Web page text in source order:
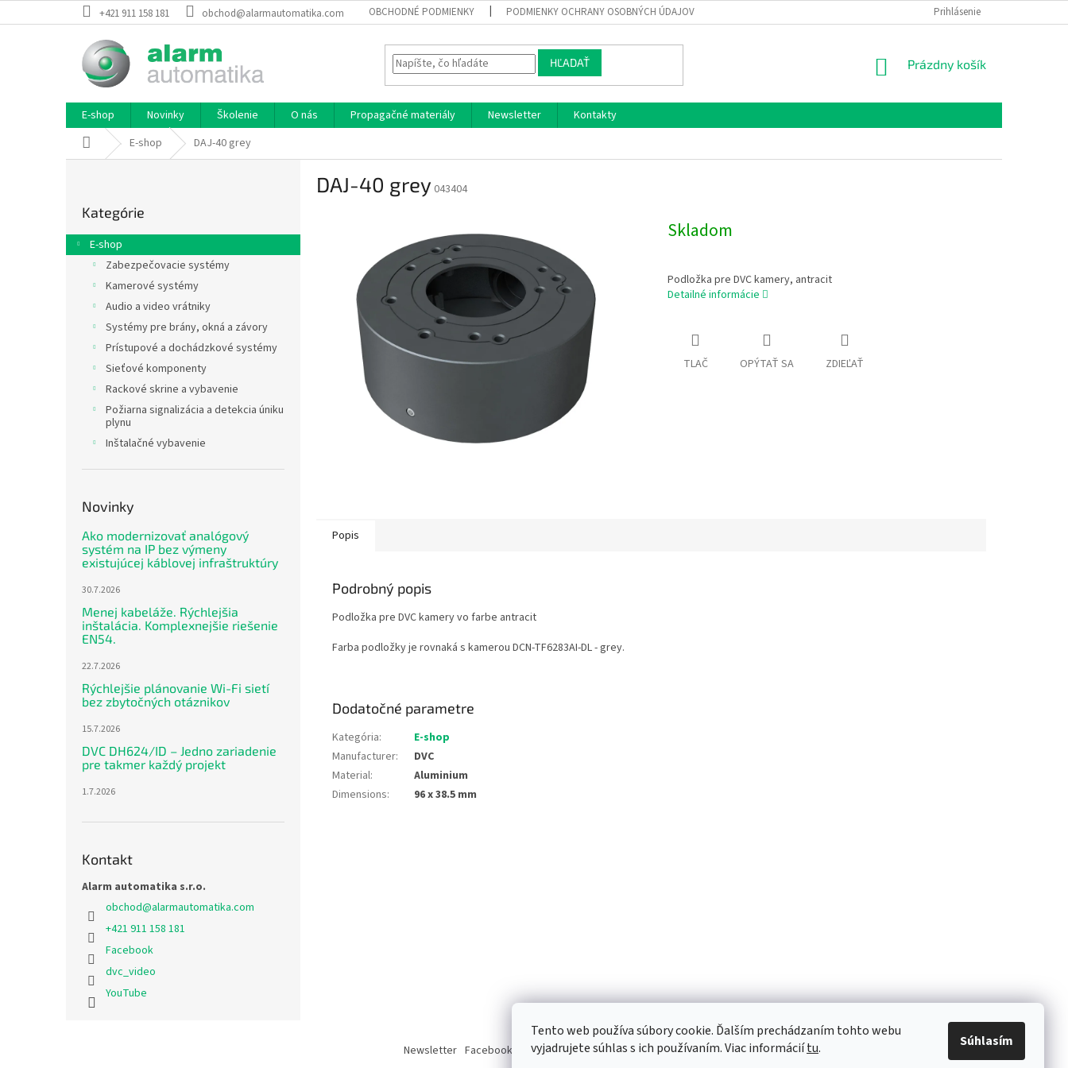
Tento web používa súbory cookie. Ďalším prechádzaním tohto webu
vyjadrujete súhlas s ich používaním. Viac informáciítu. Súhlasím
na
+421 911 158 181 obchod@alarmautomatika.com OBCHODNÉ PODMIENKY PODMIENKY OCHRANY OSOBNÝCH ÚDAJOV Prihlásenie
HĽADAŤ
NÁKUPNÝ
Prázdny košík
E-shop Novinky Školenie O nás Propagačné materiály Newsletter
Kontakty
DomovE-shop DAJ-40 grey
ý
p
kategórie
Kategórie
E-shop
Zabezpečovacie systémy
Kamerové systémy
Audio a video vrátniky
Systémy pre brány, okná a závory
Prístupové a dochádzkové systémy
Sieťové komponenty
Rackové skrine a vybavenie
Požiarna signalizácia a detekcia úniku
plynu
Inštalačné vybavenie
Novinky
Ako modernizovať analógový
systém na IP bez výmeny
existujúcej káblovej infraštruktúry
30.7.2026
Menej kabeláže. Rýchlejšia
inštalácia. Komplexnejšie riešenie
EN54.
22.7.2026
Rýchlejšie plánovanie Wi-Fi sietí
bez zbytočných otáznikov
15.7.2026
DVC DH624/ID – Jedno zariadenie
pre takmer každý projekt
1.7.2026
Kontakt
Alarm automatika s.r.o.
obchod@alarmautomatika.com
+421 911 158 181
Facebook
dvc_video
YouTube
DAJ-40 grey 043404
Skladom
Podložka pre DVC kamery, antracit
Detailné informácie
TLAČ OPÝTAŤ SA ZDIEĽAŤ
Popis
Podrobný popis
Podložka pre DVC kamery vo farbe antracit
Farba podložky je rovnaká s kamerou DCN-TF6283AI-DL - grey.
Dodatočné parametre
Kategória:
E-shop
Manufacturer:
DVC
Material:
Aluminium
Dimensions: 96 x 38.5 mm
Newsletter Facebook LinkedIn Instagram YouTube